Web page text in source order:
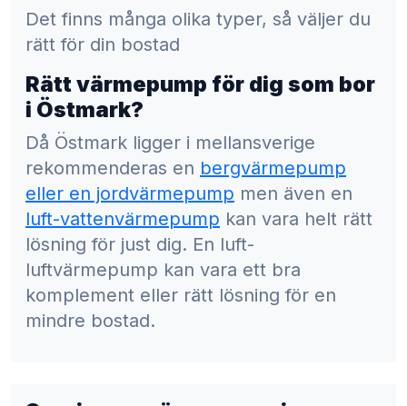
Det finns många olika typer, så väljer du
rätt för din bostad
Rätt värmepump för dig som bor
i Östmark?
Då Östmark ligger i mellansverige
rekommenderas en bergvärmepump
eller en jordvärmepump men även en
luft-vattenvärmepump kan vara helt rätt
lösning för just dig. En luft-
luftvärmepump kan vara ett bra
komplement eller rätt lösning för en
mindre bostad.